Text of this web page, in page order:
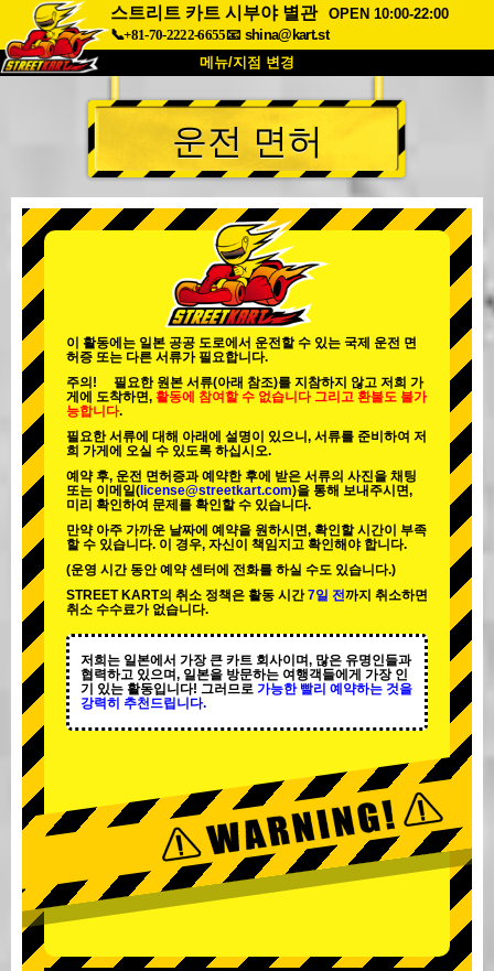
스트리트 카트 시부야 별관
OPEN 10:00-22:00
📞+81-70-2222-6655📧 shina@kart.st
메뉴/지점 변경
최상단
소개 사양 가격
회사 정보 예약
지점 변경
도쿄 시나가와 #1
도쿄 아키하바라#2 도쿄 시부야
도쿄 시부야 애넥스
도쿄 아사쿠사 오사카
오키나와
운전 면허
이 활동에는 일본 공공 도로에서 운전할 수 있는 국제 운전 면
허증 또는 다른 서류가 필요합니다.
주의! 필요한 원본 서류(아래 참조)를 지참하지 않고 저희 가
게에 도착하면, 활동에 참여할 수 없습니다 그리고 환불도 불가
능합니다.
필요한 서류에 대해 아래에 설명이 있으니, 서류를 준비하여 저
희 가게에 오실 수 있도록 하십시오.
예약 후, 운전 면허증과 예약한 후에 받은 서류의 사진을 채팅
또는 이메일( license@streetkart.com)을 통해 보내주시면,
미리 확인하여 문제를 확인할 수 있습니다.
만약 아주 가까운 날짜에 예약을 원하시면, 확인할 시간이 부족
할 수 있습니다. 이 경우, 자신이 책임지고 확인해야 합니다.
(운영 시간 동안 예약 센터에 전화를 하실 수도 있습니다.)
STREET KART의 취소 정책은 활동 시간7일 전까지 취소하면
취소 수수료가 없습니다.
저희는 일본에서 가장 큰 카트 회사이며, 많은 유명인들과
협력하고 있으며, 일본을 방문하는 여행객들에게 가장 인
기 있는 활동입니다! 그러므로 가능한 빨리 예약하는 것을
강력히 추천드립니다.